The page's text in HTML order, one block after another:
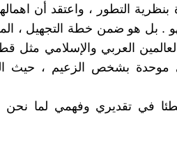
التطور ، واعتقد أن
. بل هو ضمن خطة التجهيل ،
العربي والإسلامي مثل
موحدة بشخص الزعيم ، حيث
في تقديري وفهمي لما نحن